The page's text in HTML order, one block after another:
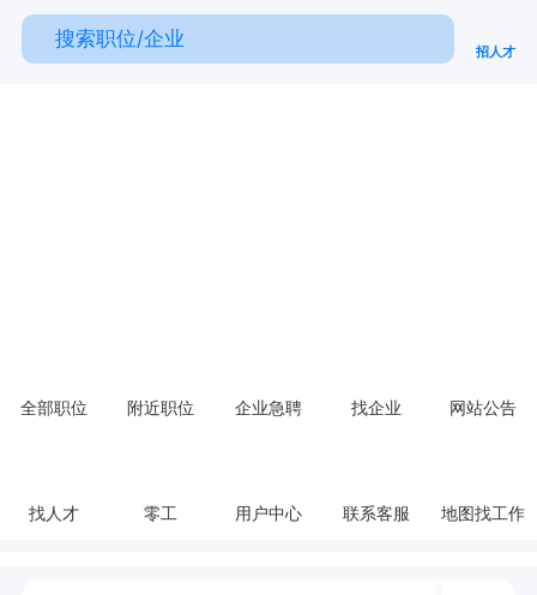
招人才
全部职位 附近职位 企业急聘 找企业 网站公告
找人才 零工 用户中心 联系客服 地图找工作